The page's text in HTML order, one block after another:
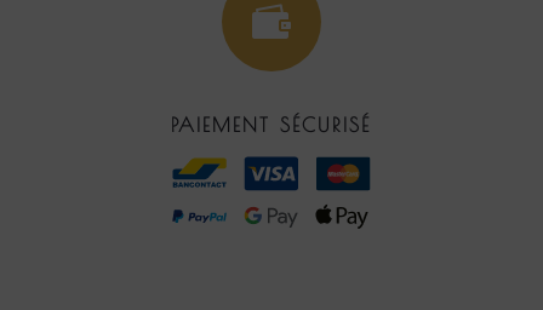

PAIEMENT SÉCURISÉ